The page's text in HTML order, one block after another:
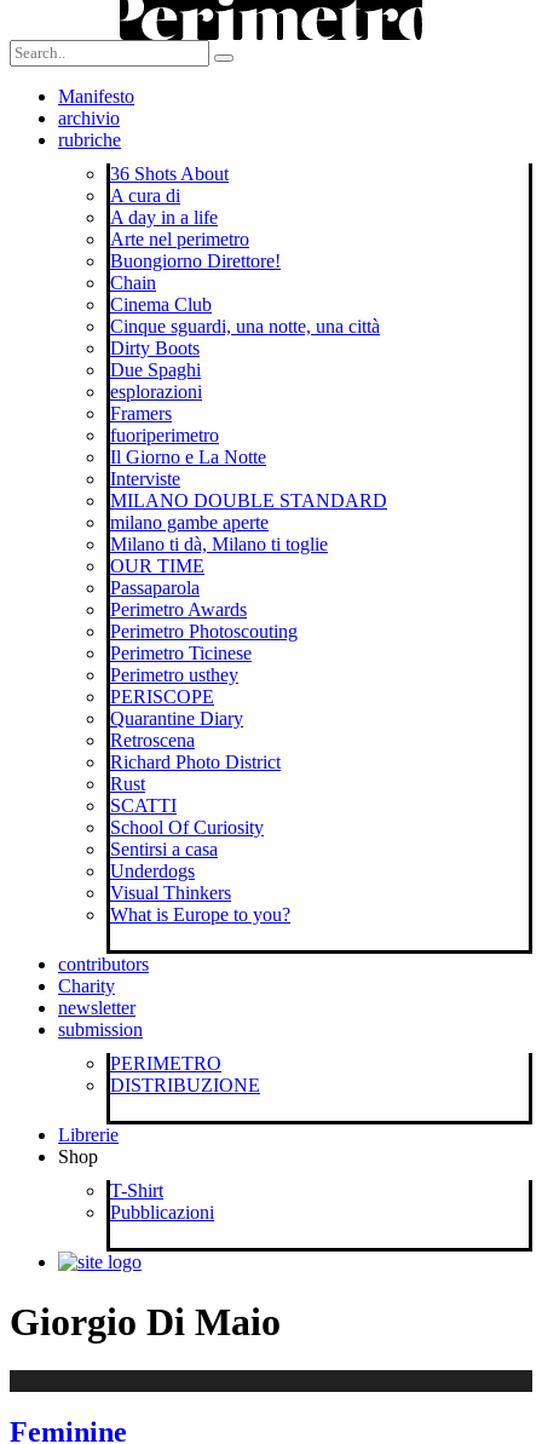
Manifesto
archivio
rubriche
36 Shots About
A cura di
A day in a life
Arte nel perimetro
Buongiorno Direttore!
Chain
Cinema Club
Cinque sguardi, una notte, una città
Dirty Boots
Due Spaghi
esplorazioni
Framers
fuoriperimetro
Il Giorno e La Notte
Interviste
MILANO DOUBLE STANDARD
milano gambe aperte
Milano ti dà, Milano ti toglie
OUR TIME
Passaparola
Perimetro Awards
Perimetro Photoscouting
Perimetro Ticinese
Perimetro usthey
PERISCOPE
Quarantine Diary
Retroscena
Richard Photo District
Rust
SCATTI
School Of Curiosity
Sentirsi a casa
Underdogs
Visual Thinkers
What is Europe to you?
contributors
Charity
newsletter
submission
PERIMETRO
DISTRIBUZIONE
Librerie
Shop
T-Shirt
Pubblicazioni
Giorgio Di Maio
Feminine